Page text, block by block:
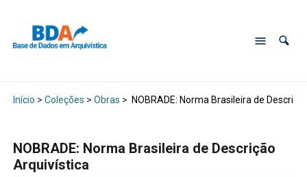
Início > Coleções > Obras > NOBRADE: Norma Brasileira de
NOBRADE: Norma Brasileira de Descrição
Arquivística